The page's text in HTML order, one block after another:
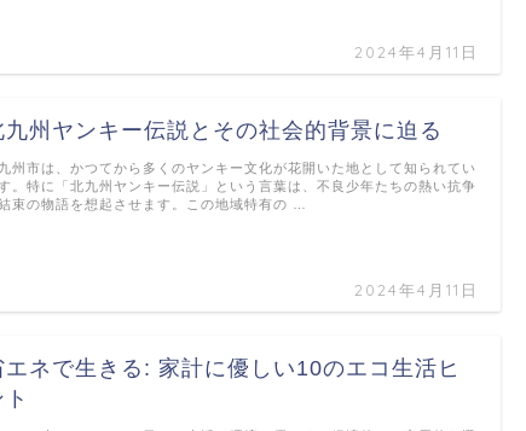
2024年4月11日
九州ヤンキー伝説とその社会的背景に迫る
2024年4月11日
州市は、かつてから多くのヤンキー文化が花開いた地として知られてい
。特に「北九州ヤンキー伝説」という言葉は、不良少年たちの熱い抗争
束の物語を想起させます。この地域特有の …
エネで生きる: 家計に優しい10のエコ生活ヒ